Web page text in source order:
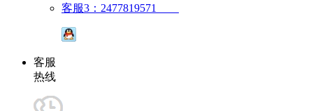
客服3：2477819571
客服
热线